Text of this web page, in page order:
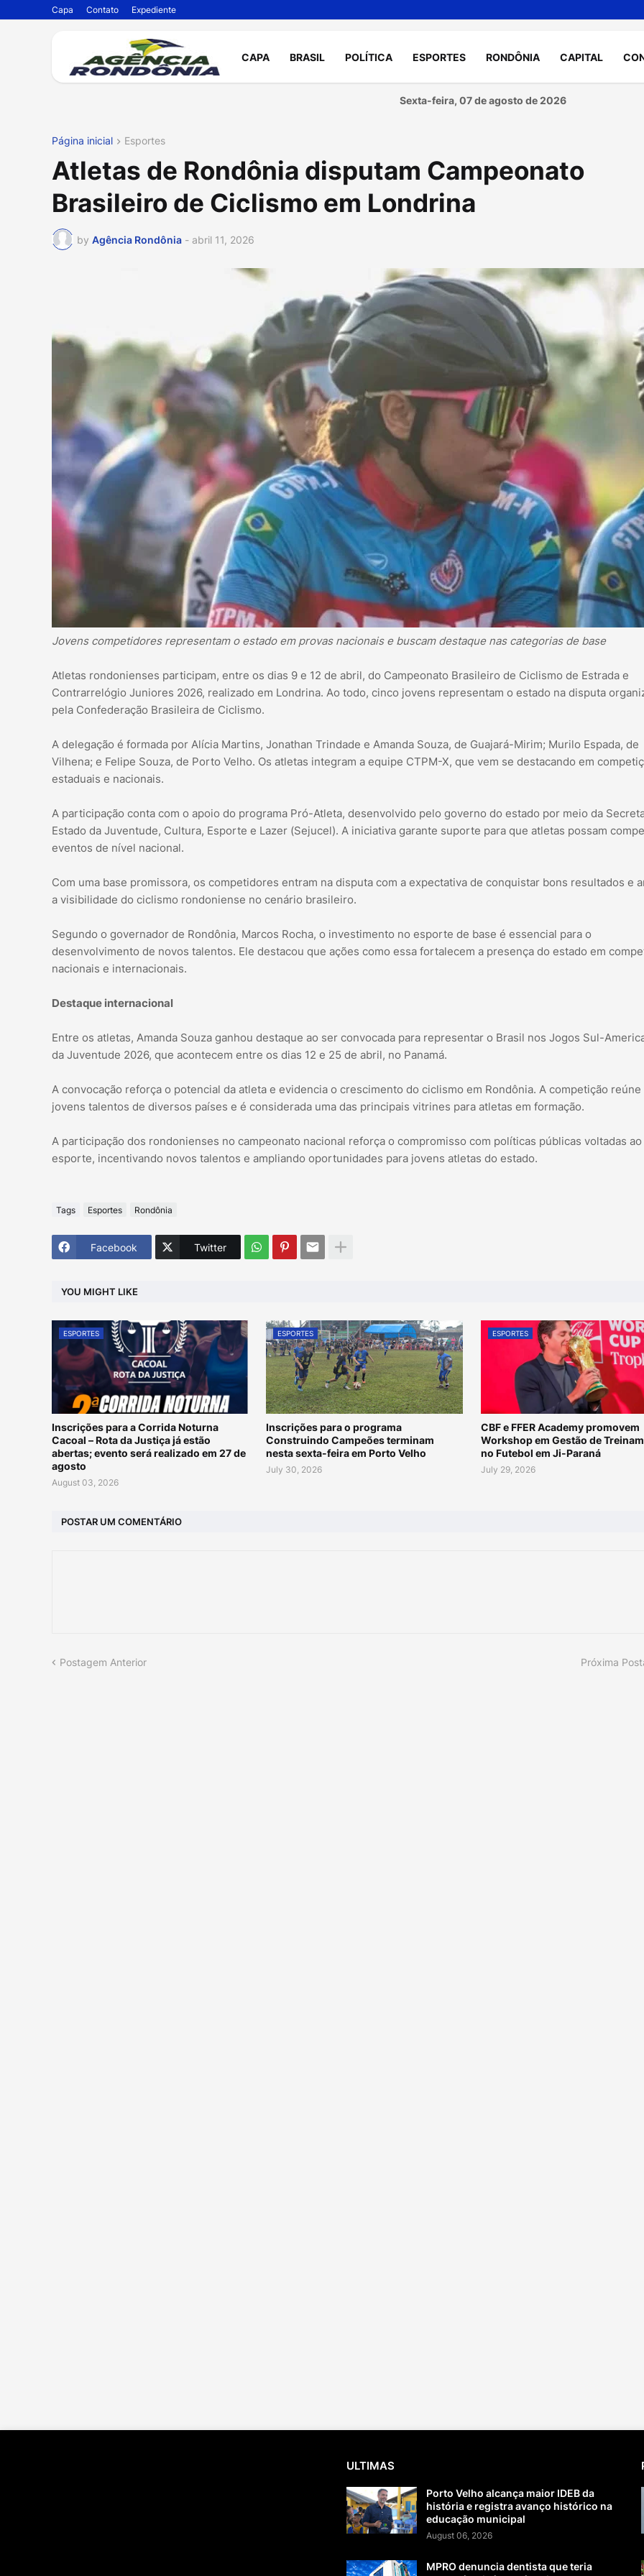
Capa Contato Expediente
CAPA BRASIL POLÍTICA ESPORTES RONDÔNIA CAPITAL
Sexta-feira, 07 de agosto de 2026
Página inicial Esportes
Atletas de Rondônia disputam Campeonato
Brasileiro de Ciclismo em Londrina
by Agência Rondônia - abril 11, 2026
Jovens competidores representam o estado em provas nacionais e buscam destaque nas categorias de base
Atletas rondonienses participam, entre os dias 9 e 12 de abril, do Campeonato Brasileiro de Ciclismo de Estrada e
Contrarrelógio Juniores 2026, realizado em Londrina. Ao todo, cinco jovens representam o estado na disputa
pela Confederação Brasileira de Ciclismo.
A delegação é formada por Alícia Martins, Jonathan Trindade e Amanda Souza, de Guajará-Mirim; Murilo Espada, de
Vilhena; e Felipe Souza, de Porto Velho. Os atletas integram a equipe CTPM-X, que vem se destacando em
estaduais e nacionais.
A participação conta com o apoio do programa Pró-Atleta, desenvolvido pelo governo do estado por meio da
Estado da Juventude, Cultura, Esporte e Lazer (Sejucel). A iniciativa garante suporte para que atletas possam
eventos de nível nacional.
Com uma base promissora, os competidores entram na disputa com a expectativa de conquistar bons resultados e
a visibilidade do ciclismo rondoniense no cenário brasileiro.
Segundo o governador de Rondônia, Marcos Rocha, o investimento no esporte de base é essencial para o
desenvolvimento de novos talentos. Ele destacou que ações como essa fortalecem a presença do estado em
nacionais e internacionais.
Destaque internacional
Entre os atletas, Amanda Souza ganhou destaque ao ser convocada para representar o Brasil nos Jogos Sul-
da Juventude 2026, que acontecem entre os dias 12 e 25 de abril, no Panamá.
A convocação reforça o potencial da atleta e evidencia o crescimento do ciclismo em Rondônia. A competição reúne
jovens talentos de diversos países e é considerada uma das principais vitrines para atletas em formação.
A participação dos rondonienses no campeonato nacional reforça o compromisso com políticas públicas voltadas ao
esporte, incentivando novos talentos e ampliando oportunidades para jovens atletas do estado.
Tags Esportes Rondônia
Facebook Twitter
YOU MIGHT LIKE
ESPORTES
Inscrições para a Corrida Noturna
Cacoal – Rota da Justiça já estão
abertas; evento será realizado em 27 de
agosto
August 03, 2026
ESPORTES
Inscrições para o programa
Construindo Campeões terminam
nesta sexta-feira em Porto Velho
July 30, 2026
ESPORTES
CBF e FFER Academy promovem
Workshop em Gestão de
no Futebol em Ji-Paraná
July 29, 2026
POSTAR UM COMENTÁRIO
Postagem Anterior Próxima
ULTIMAS
Porto Velho alcança maior IDEB da
história e registra avanço histórico na
educação municipal
August 06, 2026
MPRO denuncia dentista que teria